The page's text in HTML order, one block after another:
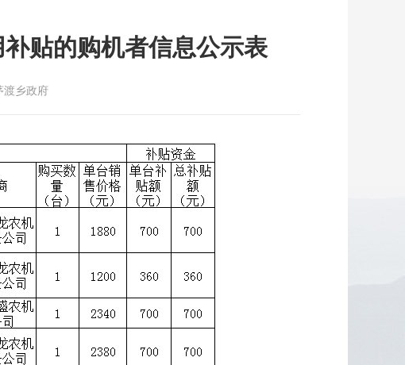
贴的购机者信息公示表
渡乡政府